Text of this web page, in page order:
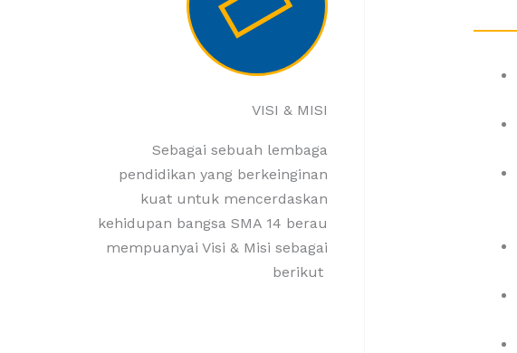
VISI & MISI
Sebagai sebuah lembaga
pendidikan yang berkeinginan
kuat untuk mencerdaskan
kehidupan bangsa SMA 14 berau
mempuanyai Visi & Misi sebagai
berikut